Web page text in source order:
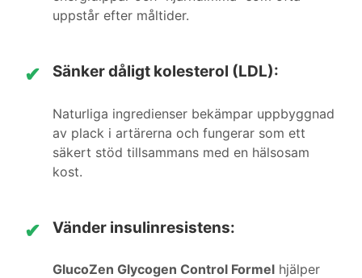
uppstår efter måltider.
✔ Sänker dåligt kolesterol (LDL):
Naturliga ingredienser bekämpar uppbyggnad
av plack i artärerna och fungerar som ett
säkert stöd tillsammans med en hälsosam
kost.
✔ Vänder insulinresistens:
GlucoZen Glycogen Control Formel hjälper